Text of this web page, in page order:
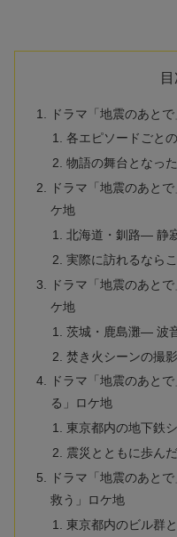
ドラマ「地震のあと
各エピソードごと
物語の舞台となっ
ドラマ「地震のあと
ケ地
北海道・釧路— 静
実際に訪れるなら
ドラマ「地震のあと
ケ地
茨城・鹿島灘— 波
焚き火シーンの撮
ドラマ「地震のあと
る」ロケ地
東京都内の地下鉄
震災とともに歩ん
ドラマ「地震のあと
救う」ロケ地
東京都内のビル群